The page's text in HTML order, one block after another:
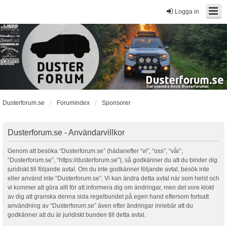
Logga in
Dusterforum.se Forumindex Sponsorer
Dusterforum.se - Användarvillkor
Genom att besöka “Dusterforum.se” (hädanefter “vi”, “oss”, “vår”,
“Dusterforum.se”, “https://dusterforum.se”), så godkänner du att du binder dig
juridiskt till följande avtal. Om du inte godkänner följande avtal, besök inte
eller använd inte “Dusterforum.se”. Vi kan ändra detta avtal när som helst och
vi kommer att göra allt för att informera dig om ändringar, men det vore klokt
av dig att granska denna sida regelbundet på egen hand eftersom fortsatt
användning av “Dusterforum.se” även efter ändringar innebär att du
godkänner att du är juridiskt bunden till detta avtal.